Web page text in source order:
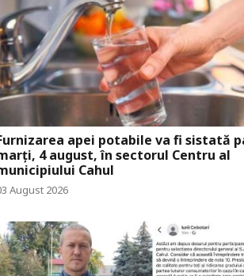
apei potabile va fi sistată
4 august, în sectorul Centru al
Cahul
August 2026